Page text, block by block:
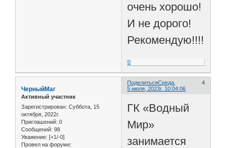
очень хорошо!
И не дорого!
Рекомендую!!!!
0
Поделиться 4
Среда,
5 июля, 2023г. 10:04:06
ЧерныйМаг
Активный участник
Зарегистрирован: Суббота, 15
октября, 2022г.
Приглашений: 0
Сообщений: 98
Уважение: [+1/-0]
Провел на форуме:
ГК «Водный
Мир»
занимается